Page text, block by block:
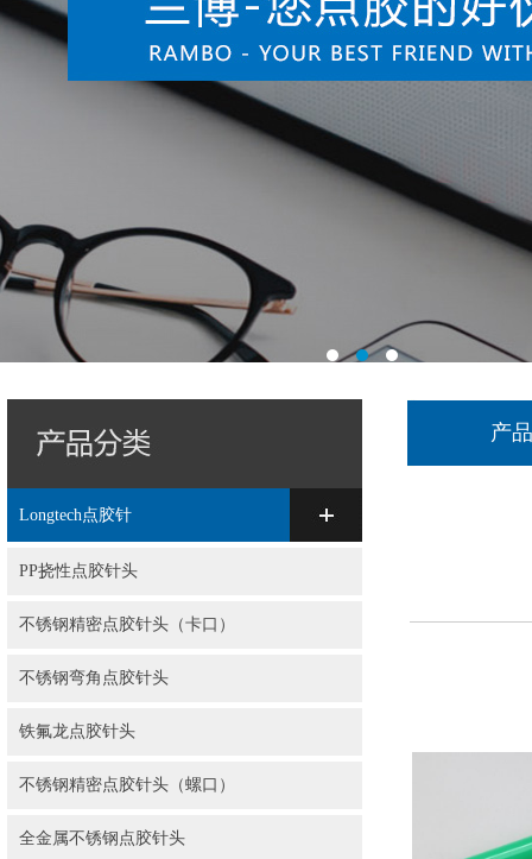
Longtech点胶针
PP挠性点胶针头
不锈钢精密点胶针头（卡口）
不锈钢弯角点胶针头
铁氟龙点胶针头
不锈钢精密点胶针头（螺口）
全金属不锈钢点胶针头
产